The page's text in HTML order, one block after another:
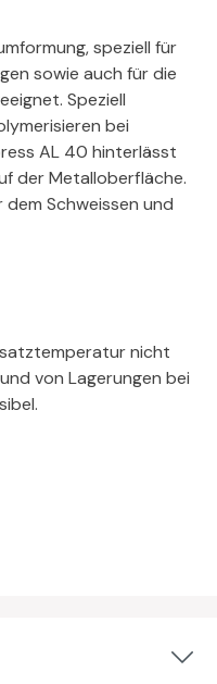
speziell für
sowie auch für die
Speziell
bei
AL 40 hinterlässt
der Metalloberfläche.
Schweissen und
nicht
von Lagerungen bei